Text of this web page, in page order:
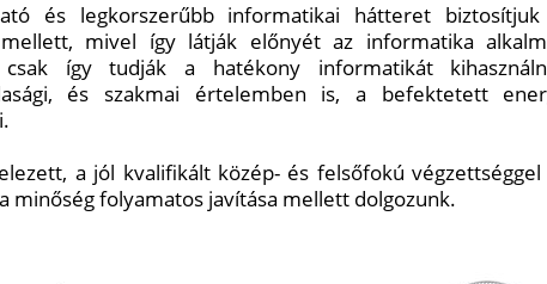
és legkorszerűbb informatikai hátteret
mellett, mivel így látják előnyét az informatika
csak így tudják a hatékony informatikát
és szakmai értelemben is, a befektetett
a jól kvalifikált közép- és felsőfokú
minőség folyamatos javítása mellett dolgozunk.